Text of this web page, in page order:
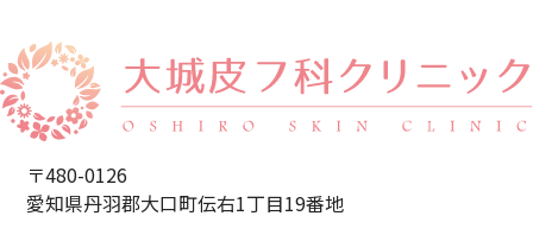
〒480-0126
愛知県丹羽郡大口町伝右1丁目19番地